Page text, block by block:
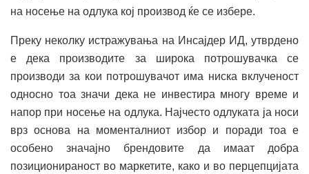
на носење на одлука кој производ ќе се избере.
Преку неколку истражувања на Инсајдер ИД, утврдено
е дека производите за широка потрошувачка се
производи за кои потрошувачот има ниска вклученост
односно тоа значи дека не инвестира многу време и
напор при носење на одлука. Најчесто одлуката ја носи
врз основа на моменталниот избор и поради тоа е
особено значајно брендовите да имаат добра
позиционираност во маркетите, како и во перцепцијата